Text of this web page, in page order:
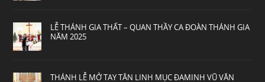
LỄ THÁNH GIA THẤT – QUAN THẦY CA ĐOÀN THÁNH GIA
NĂM 2025
THÁNH LỄ MỞ TAY TÂN LINH MỤC ĐAMINH VŨ VĂN